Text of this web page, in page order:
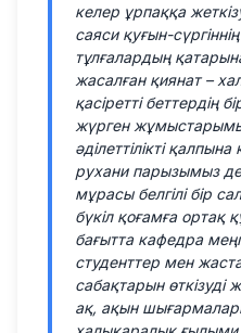
келер ұрпаққа
саяси қуғын-
тұлғалардың
жасалған қиянат –
қасіретті беттердің
жүрген
әділеттілікті
рухани парызымыз
мұрасы белгілі бір
бүкіл қоғамға ортақ
бағытта кафедра
студенттер мен
сабақтарын
ақ, ақын